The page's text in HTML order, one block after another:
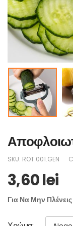
SKU: ROT.001.GEN
3,60lei
Για Να Μην